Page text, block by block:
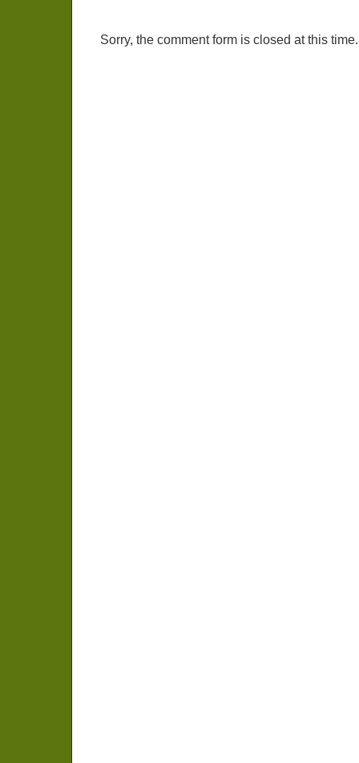
Sorry, the comment form is closed at this time.